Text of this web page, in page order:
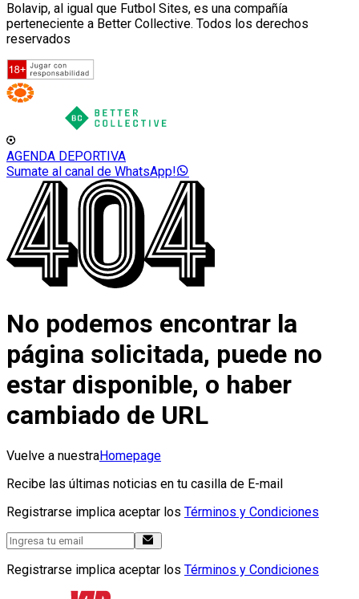
Bolavip, al igual que Futbol Sites, es una compañía
perteneciente a Better Collective. Todos los derechos
reservados
AGENDA DEPORTIVA
Sumate al canal de WhatsApp!
No podemos encontrar la
página solicitada, puede no
estar disponible, o haber
cambiado de URL
Vuelve a nuestraHomepage
Recibe las últimas noticias en tu casilla de E-mail
Registrarse implica aceptar los Términos y Condiciones
Registrarse implica aceptar los Términos y Condiciones